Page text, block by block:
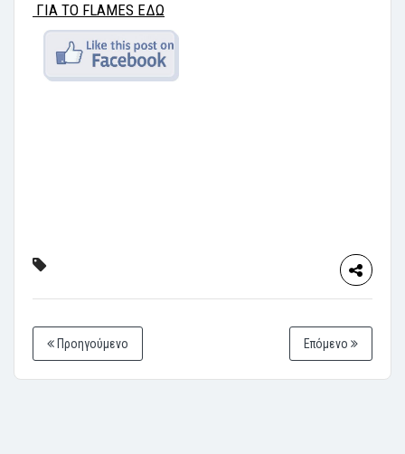
ΓΙΑ ΤΟ FLAMES ΕΔΩ
Προηγούμενο Επόμενο